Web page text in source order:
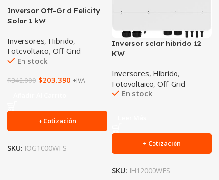
Inversor Off-Grid Felicity
Solar 1 kW
Inversores, Hibrido,
Fotovoltaico, Off-Grid
En stock
$342.000 $203.390 +IVA
+ Cotización
SKU: IOG1000WFS
Inversor solar hibrido 12
KW
Inversores, Hibrido,
Fotovoltaico, Off-Grid
En stock
+ Cotización
SKU: IH12000WFS